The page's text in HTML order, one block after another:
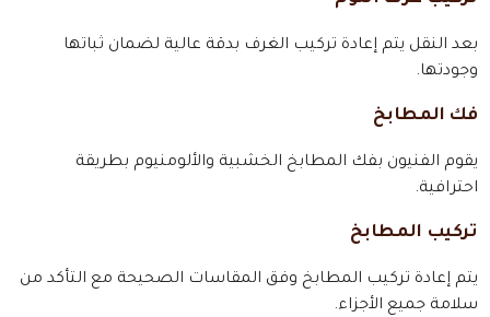
بعد النقل يتم إعادة تركيب الغرف بدقة عالية لضمان ثباتها
وجودتها.
فك المطابخ
يقوم الفنيون بفك المطابخ الخشبية والألومنيوم بطريقة
احترافية.
تركيب المطابخ
يتم إعادة تركيب المطابخ وفق المقاسات الصحيحة مع التأكد من
سلامة جميع الأجزاء.